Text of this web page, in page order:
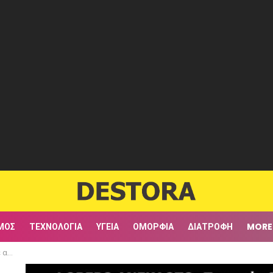
ΤΕΧΝΟΛΟΓΊΑ ΥΓΕΊΑ ΟΜΟΡΦΙΆ ΔΙΑΤΡΟΦΉ MORE